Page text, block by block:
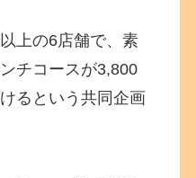
上の6店舗で、素
チコースが3,800
るという共同企画